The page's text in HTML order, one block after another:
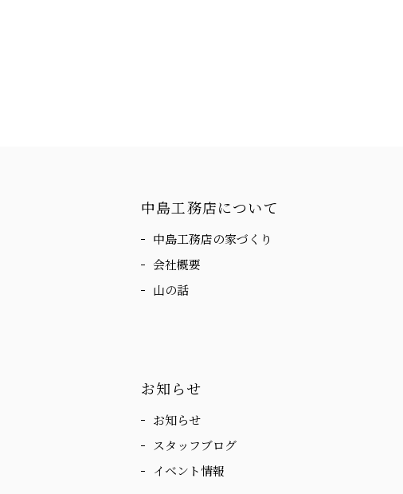
中島工務店について
中島工務店の家づくり
会社概要
山の話
お知らせ
お知らせ
スタッフブログ
イベント情報